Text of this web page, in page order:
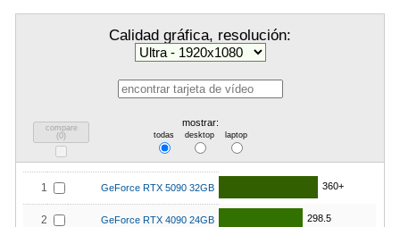
Calidad gráfica, resolución:
compare
(0)
mostrar:
todas desktop laptop
1 GeForce RTX 5090 32GB 360+
2 GeForce RTX 4090 24GB 298.5